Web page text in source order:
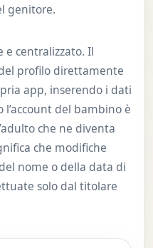
genitore.
e centralizzato. Il
profilo direttamente
app, inserendo i dati
del bambino è
che ne diventa
che modifiche
nome o della data di
solo dal titolare